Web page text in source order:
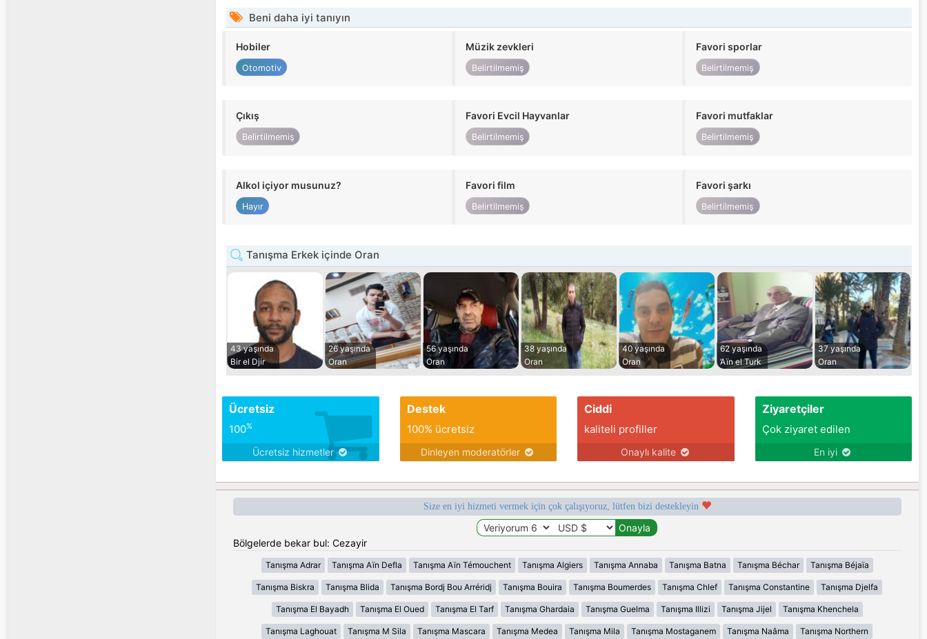
Beni daha iyi tanıyın
Hobiler
Otomotiv
Müzik zevkleri
Belirtilmemiş
Favori sporlar
Belirtilmemiş
Çıkış
Belirtilmemiş
Favori Evcil Hayvanlar
Belirtilmemiş
Favori mutfaklar
Belirtilmemiş
Alkol içiyor musunuz?
Hayır
Favori film
Belirtilmemiş
Favori şarkı
Belirtilmemiş
Tanışma Erkek içinde Oran
43 yaşında
Bir el Djir
26 yaşında
Oran
56 yaşında
Oran
38 yaşında
Oran
40 yaşında
Oran
62 yaşında
’Aïn el Turk
37 yaşında
Oran
Ücretsiz
100%
Ücretsiz hizmetler
Destek
100% ücretsiz
Dinleyen moderatörler
Ciddi
kaliteli profiller
Onaylı kalite
Ziyaretçiler
Çok ziyaret edilen
En iyi
Size en iyi hizmeti vermek için çok çalışıyoruz, lütfen bizi destekleyin
Bölgelerde bekar bul: Cezayir
Tanışma Adrar Tanışma Aïn Defla Tanışma Aïn Témouchent Tanışma Algiers Tanışma Annaba Tanışma Batna Tanışma Béchar Tanışma Béjaïa
Tanışma Biskra Tanışma Blida Tanışma Bordj Bou Arréridj Tanışma Bouira Tanışma Boumerdes Tanışma Chlef Tanışma Constantine Tanışma Djelfa
Tanışma El Bayadh Tanışma El Oued Tanışma El Tarf Tanışma Ghardaia Tanışma Guelma Tanışma Illizi Tanışma Jijel Tanışma Khenchela
Tanışma Laghouat Tanışma M Sila Tanışma Mascara Tanışma Medea Tanışma Mila Tanışma Mostaganem Tanışma Naâma Tanışma Northern